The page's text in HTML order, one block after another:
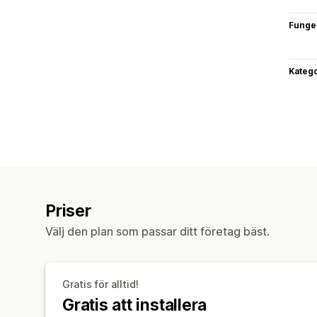
Priser
Välj den plan som passar ditt företag bäst.
Gratis för alltid!
Gratis att installera